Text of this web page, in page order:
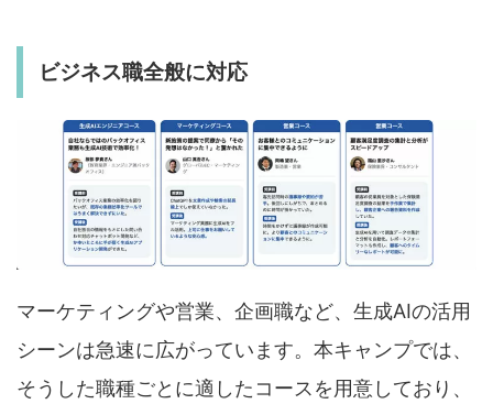
ビジネス職全般に対応
マーケティングや営業、企画職など、生成AIの活用
シーンは急速に広がっています。本キャンプでは、
そうした職種ごとに適したコースを用意しており、